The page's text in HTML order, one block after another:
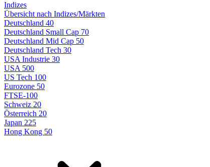
Indizes
Übersicht nach Indizes/Märkten
Deutschland 40
Deutschland Small Cap 70
Deutschland Mid Cap 50
Deutschland Tech 30
USA Industrie 30
USA 500
US Tech 100
Eurozone 50
FTSE-100
Schweiz 20
Österreich 20
Japan 225
Hong Kong 50